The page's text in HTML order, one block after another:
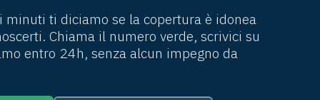
minuti ti diciamo se la copertura è idonea
Chiama il numero verde, scrivici su
entro 24h, senza alcun impegno da